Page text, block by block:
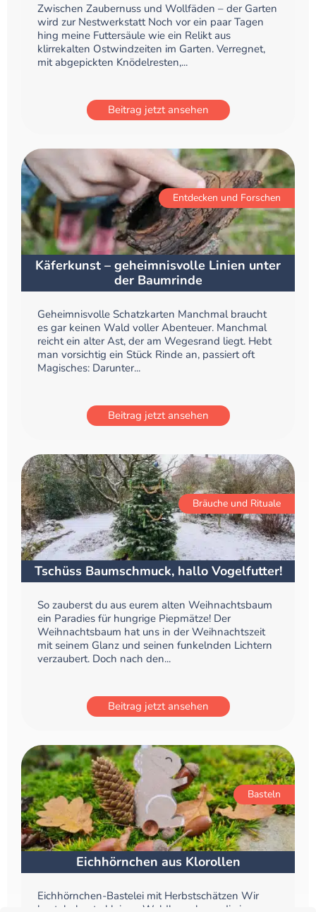
Zwischen Zaubernuss und Wollfäden – der Garten
wird zur Nestwerkstatt Noch vor ein paar Tagen
hing meine Futtersäule wie ein Relikt aus
klirrekalten Ostwindzeiten im Garten. Verregnet,
mit abgepickten Knödelresten,...
Beitrag jetzt ansehen
Entdecken und Forschen
Käferkunst – geheimnisvolle Linien unter
der Baumrinde
Geheimnisvolle Schatzkarten Manchmal braucht
es gar keinen Wald voller Abenteuer. Manchmal
reicht ein alter Ast, der am Wegesrand liegt. Hebt
man vorsichtig ein Stück Rinde an, passiert oft
Magisches: Darunter...
Beitrag jetzt ansehen
Bräuche und Rituale
Tschüss Baumschmuck, hallo Vogelfutter!
So zauberst du aus eurem alten Weihnachtsbaum
ein Paradies für hungrige Piepmätze! Der
Weihnachtsbaum hat uns in der Weihnachtszeit
mit seinem Glanz und seinen funkelnden Lichtern
verzaubert. Doch nach den...
Beitrag jetzt ansehen
Basteln
Eichhörnchen aus Klorollen
Eichhörnchen-Bastelei mit Herbstschätzen Wir
basteln heute kleinen Waldbewohner, die im